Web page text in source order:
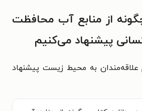
از منابع آب محافظت
پیشنهاد می‌کنیم
علاقه‌مندان به محیط‌ زیست پیشنهاد